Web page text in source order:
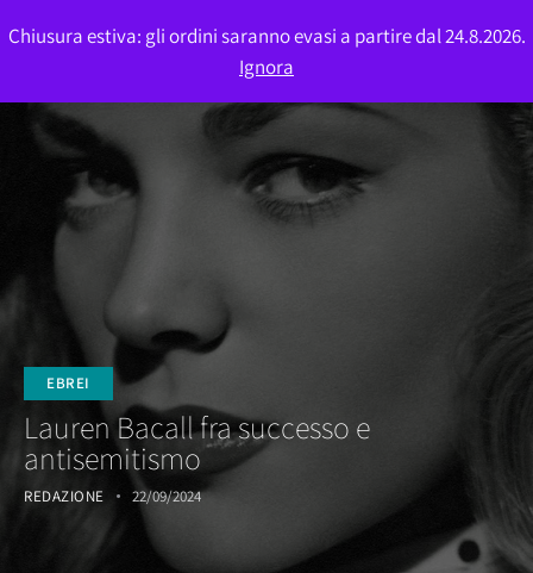
EBREI
Lauren Bacall fra successo e
antisemitismo
REDAZIONE 22/09/2024
Chiusura estiva: gli ordini saranno evasi a partire dal 24.8.2026.
Ignora